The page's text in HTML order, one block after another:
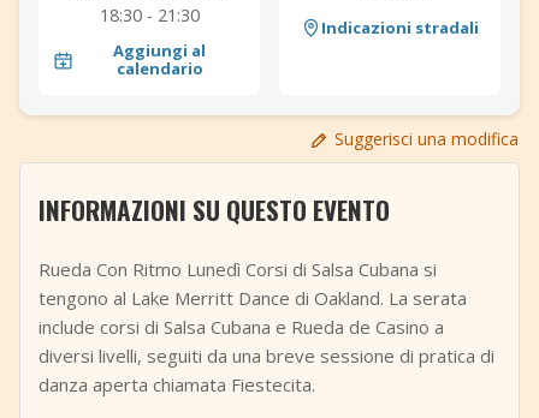
18:30 - 21:30
Aggiungi al
calendario
Indicazioni stradali
Suggerisci una modifica
INFORMAZIONI SU QUESTO EVENTO
Rueda Con Ritmo Lunedì Corsi di Salsa Cubana si
tengono al Lake Merritt Dance di Oakland. La serata
include corsi di Salsa Cubana e Rueda de Casino a
diversi livelli, seguiti da una breve sessione di pratica di
danza aperta chiamata Fiestecita.